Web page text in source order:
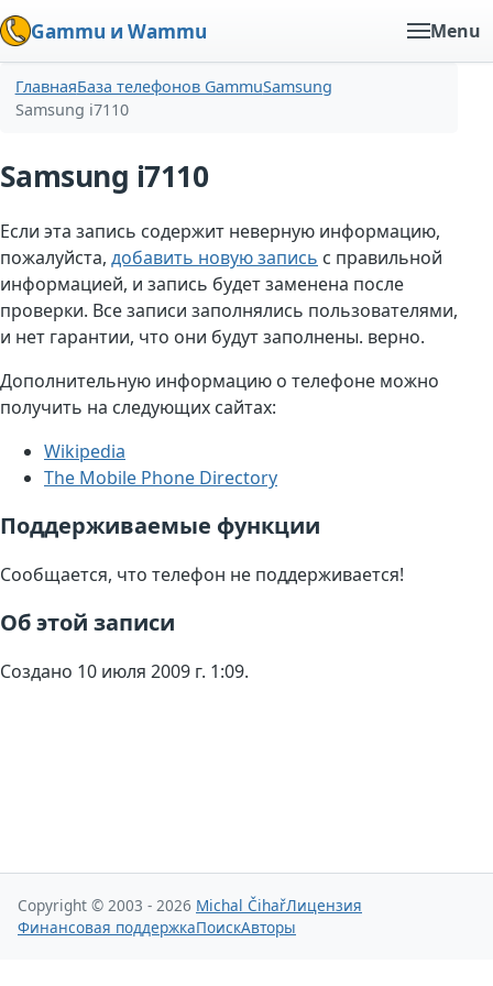
Gammu и Wammu Menu
ГлавнаяБаза телефонов GammuSamsung
Samsung i7110
Samsung i7110
Если эта запись содержит неверную информацию,
пожалуйста, добавить новую запись с правильной
информацией, и запись будет заменена после
проверки. Все записи заполнялись пользователями,
и нет гарантии, что они будут заполнены. верно.
Дополнительную информацию о телефоне можно
получить на следующих сайтах:
Wikipedia
The Mobile Phone Directory
Поддерживаемые функции
Сообщается, что телефон не поддерживается!
Об этой записи
Создано 10 июля 2009 г. 1:09.
Copyright © 2003 - 2026 Michal ČihařЛицензия
Финансовая поддержкаПоискАвторы